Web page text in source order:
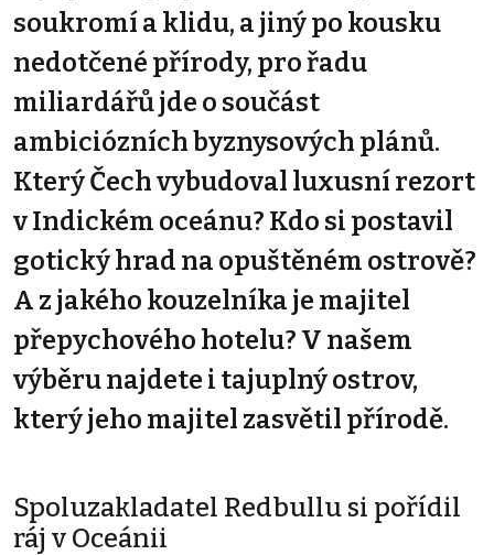
soukromí a klidu, a jiný po kousku
nedotčené přírody, pro řadu
miliardářů jde o součást
ambiciózních byznysových plánů.
Který Čech vybudoval luxusní rezort
v Indickém oceánu? Kdo si postavil
gotický hrad na opuštěném ostrově?
A z jakého kouzelníka je majitel
přepychového hotelu? V našem
výběru najdete i tajuplný ostrov,
který jeho majitel zasvětil přírodě.
Spoluzakladatel Redbullu si pořídil
ráj v Oceánii